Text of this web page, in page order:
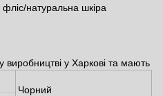
натуральна шкіра
у Харкові та мають
Чорний